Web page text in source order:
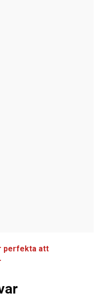
perfekta att